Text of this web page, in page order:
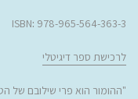
ISBN: 978-965-564-363-3
לרכישת ספר דיגיטלי
"ההומור הוא פרי שילובם של